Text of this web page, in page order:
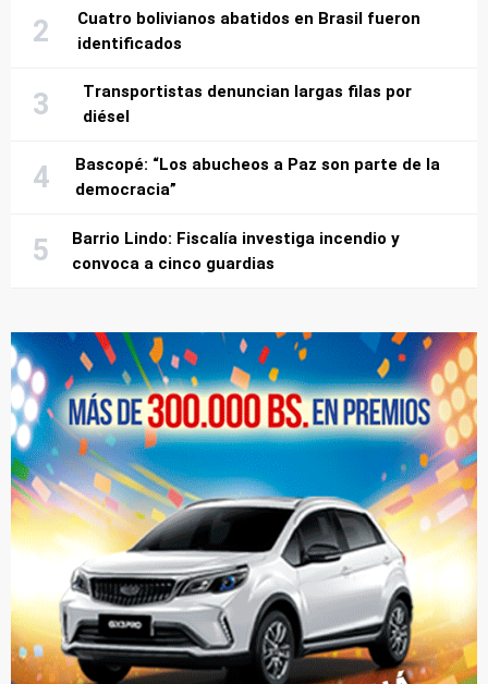
Cuatro bolivianos abatidos en Brasil fueron
identificados
Transportistas denuncian largas filas por
diésel
Bascopé: “Los abucheos a Paz son parte de la
democracia”
Barrio Lindo: Fiscalía investiga incendio y
convoca a cinco guardias